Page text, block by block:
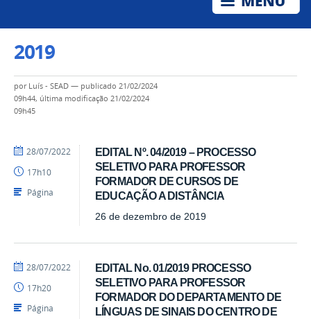
2019
por Luís - SEAD — publicado 21/02/2024
09h44, última modificação 21/02/2024
09h45
EDITAL Nº. 04/2019 – PROCESSO
SELETIVO PARA PROFESSOR
FORMADOR DE CURSOS DE
EDUCAÇÃO A DISTÂNCIA
26 de dezembro de 2019
por
-
SEAD
publicado
28/07/2022
17h10
Página
EDITAL No. 01/2019 PROCESSO
SELETIVO PARA PROFESSOR
FORMADOR DO DEPARTAMENTO DE
LÍNGUAS DE SINAIS DO CENTRO DE
por
-
SEAD
publicado
28/07/2022
17h20
Página